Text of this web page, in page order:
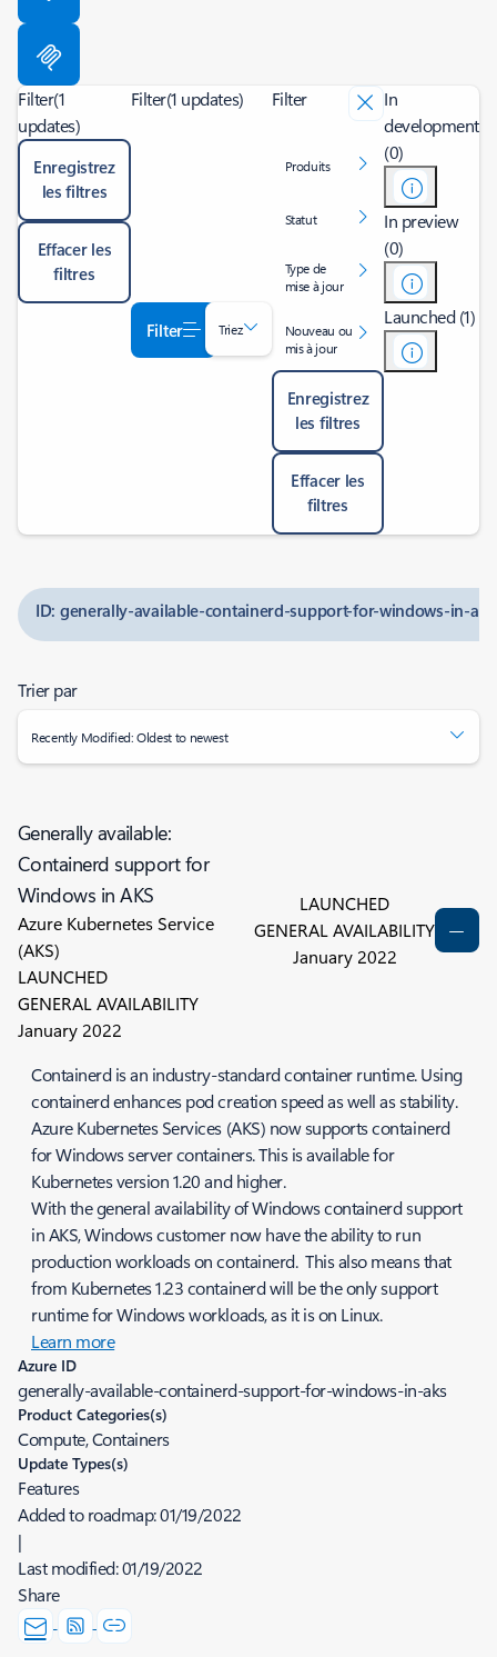
Filter(1
updates)
Enregistrez
les filtres
Effacer les
filtres
Filter(1 updates)
Filter Triez
Filter
Produits
Statut
Type de
mise à jour
Nouveau ou
mis à jour
Enregistrez
les filtres
Effacer les
filtres
In
development
(0)
In preview
(0)
Launched (1)
ID: generally-available-containerd-support-for-windows-in-aks
Trier par
Recently Modified: Oldest to newest
Generally available:
Containerd support for
Windows in AKS
Azure Kubernetes Service
(AKS)
LAUNCHED
GENERAL AVAILABILITY
January 2022
LAUNCHED
GENERAL AVAILABILITY
January 2022
Containerd is an industry-standard container runtime. Using
containerd enhances pod creation speed as well as stability.
Azure Kubernetes Services (AKS) now supports containerd
for Windows server containers. This is available for
Kubernetes version 1.20 and higher.
With the general availability of Windows containerd support
in AKS, Windows customer now have the ability to run
production workloads on containerd. This also means that
from Kubernetes 1.23 containerd will be the only support
runtime for Windows workloads, as it is on Linux.
Learn more
Azure ID
generally-available-containerd-support-for-windows-in-aks
Product Categories(s)
Compute, Containers
Update Types(s)
Features
Added to roadmap:01/19/2022
|
Last modified:01/19/2022
Share